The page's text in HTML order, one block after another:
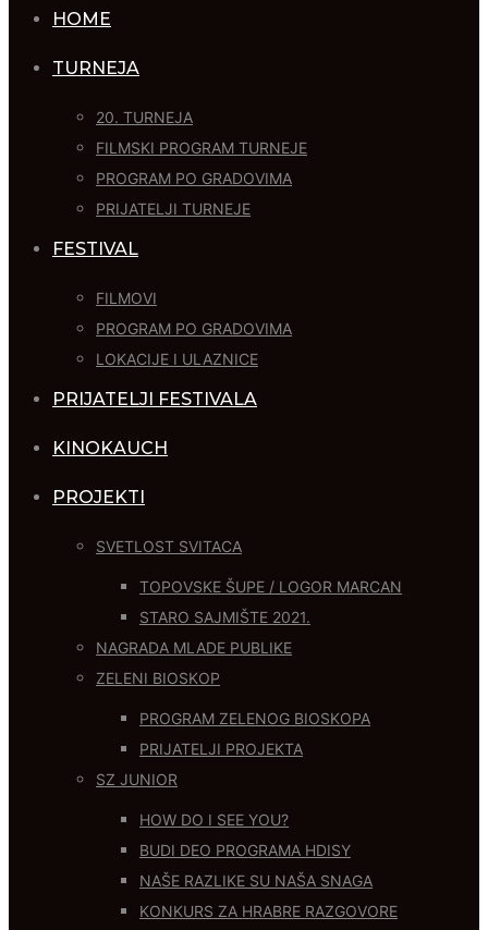
HOME
TURNEJA
20. TURNEJA
FILMSKI PROGRAM TURNEJE
PROGRAM PO GRADOVIMA
PRIJATELJI TURNEJE
FESTIVAL
FILMOVI
PROGRAM PO GRADOVIMA
LOKACIJE I ULAZNICE
PRIJATELJI FESTIVALA
KINOKAUCH
PROJEKTI
SVETLOST SVITACA
TOPOVSKE ŠUPE / LOGOR MARCAN
STARO SAJMIŠTE 2021.
NAGRADA MLADE PUBLIKE
ZELENI BIOSKOP
PROGRAM ZELENOG BIOSKOPA
PRIJATELJI PROJEKTA
SZ JUNIOR
HOW DO I SEE YOU?
BUDI DEO PROGRAMA HDISY
NAŠE RAZLIKE SU NAŠA SNAGA
KONKURS ZA HRABRE RAZGOVORE